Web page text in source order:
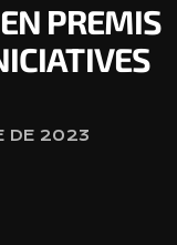
PREMIS
DE 2023